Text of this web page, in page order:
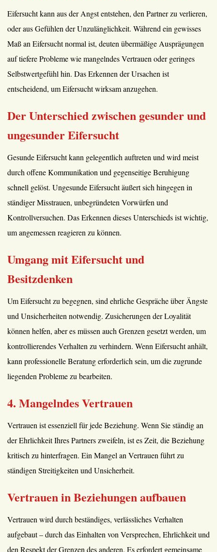
Eifersucht kann aus der Angst entstehen, den Partner zu verlieren,
oder aus Gefühlen der Unzulänglichkeit. Während ein gewisses
Maß an Eifersucht normal ist, deuten übermäßige Ausprägungen
auf tiefere Probleme wie mangelndes Vertrauen oder geringes
Selbstwertgefühl hin. Das Erkennen der Ursachen ist
entscheidend, um Eifersucht wirksam anzugehen.
Der Unterschied zwischen gesunder und
ungesunder Eifersucht
Gesunde Eifersucht kann gelegentlich auftreten und wird meist
durch offene Kommunikation und gegenseitige Beruhigung
schnell gelöst. Ungesunde Eifersucht äußert sich hingegen in
ständiger Misstrauen, unbegründeten Vorwürfen und
Kontrollversuchen. Das Erkennen dieses Unterschieds ist wichtig,
um angemessen reagieren zu können.
Umgang mit Eifersucht und
Besitzdenken
Um Eifersucht zu begegnen, sind ehrliche Gespräche über Ängste
und Unsicherheiten notwendig. Zusicherungen der Loyalität
können helfen, aber es müssen auch Grenzen gesetzt werden, um
kontrollierendes Verhalten zu verhindern. Wenn Eifersucht anhält,
kann professionelle Beratung erforderlich sein, um die zugrunde
liegenden Probleme zu bearbeiten.
4. Mangelndes Vertrauen
Vertrauen ist essenziell für jede Beziehung. Wenn Sie ständig an
der Ehrlichkeit Ihres Partners zweifeln, ist es Zeit, die Beziehung
kritisch zu hinterfragen. Ein Mangel an Vertrauen führt zu
ständigen Streitigkeiten und Unsicherheit.
Vertrauen in Beziehungen aufbauen
Vertrauen wird durch beständiges, verlässliches Verhalten
aufgebaut – durch das Einhalten von Versprechen, Ehrlichkeit und
den Respekt der Grenzen des anderen. Es erfordert gemeinsame